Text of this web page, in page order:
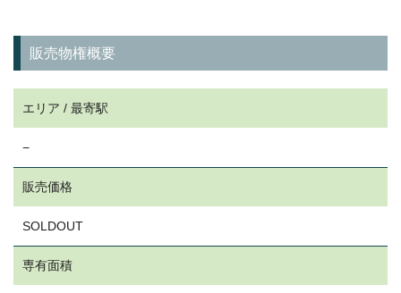
販売物権概要
エリア / 最寄駅
−
販売価格
SOLDOUT
専有面積